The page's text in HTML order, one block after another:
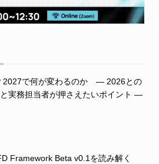
2027で何が変わるのか ― 2026との
実務担当者が押さえたいポイント ―
Framework Beta v0.1を読み解く